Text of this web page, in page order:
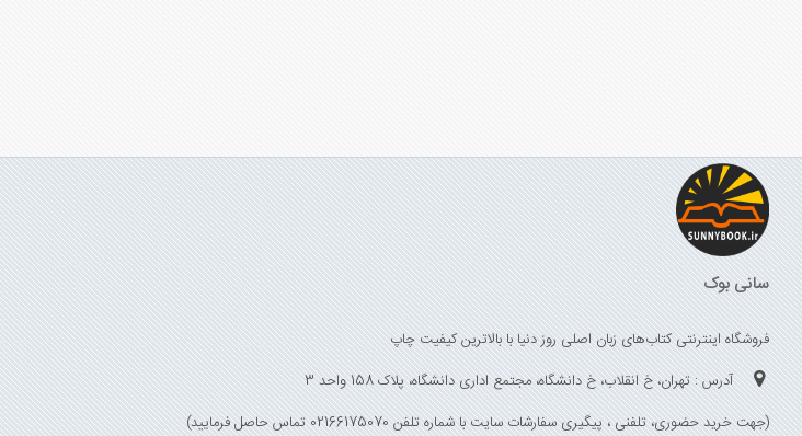
سانی بوک
فروشگاه اینترنتی کتاب‌های زبان اصلی روز دنیا با بالاترین کیفیت چاپ
آدرس : تهران، خ انقلاب، خ دانشگاه، مجتمع اداری دانشگاه، پلاک 158 واحد 3
(جهت خرید حضوری، تلفنی ، پیگیری سفارشات سایت با شماره تلفن 02166175070 تماس حاصل فرمایید)